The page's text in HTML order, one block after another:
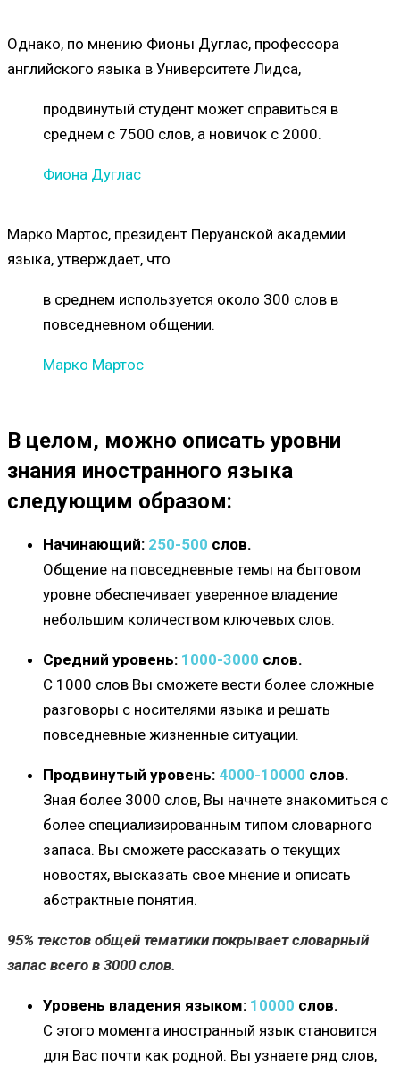
Однако, по мнению Фионы Дуглас, профессора
английского языка в Университете Лидса,
продвинутый студент может справиться в
среднем с 7500 слов, а новичок с 2000.
Фиона Дуглас
Марко Мартос, президент Перуанской академии
языка, утверждает, что
в среднем используется около 300 слов в
повседневном общении.
Марко Мартос
В целом, можно описать уровни
знания иностранного языка
следующим образом:
Начинающий: 250-500 слов.
Общение на повседневные темы на бытовом
уровне обеспечивает уверенное владение
небольшим количеством ключевых слов.
Средний уровень: 1000-3000 слов.
С 1000 слов Вы сможете вести более сложные
разговоры с носителями языка и решать
повседневные жизненные ситуации.
Продвинутый уровень: 4000-10000 слов.
Зная более 3000 слов, Вы начнете знакомиться с
более специализированным типом словарного
запаса. Вы сможете рассказать о текущих
новостях, высказать свое мнение и описать
абстрактные понятия.
95% текстов общей тематики покрывает словарный
запас всего в 3000 слов.
Уровень владения языком: 10000 слов.
С этого момента иностранный язык становится
для Вас почти как родной. Вы узнаете ряд слов,